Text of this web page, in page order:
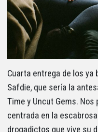
Cuarta entrega de los ya
Safdie, que sería la
Time y Uncut Gems.
centrada en la
drogadictos que vive su